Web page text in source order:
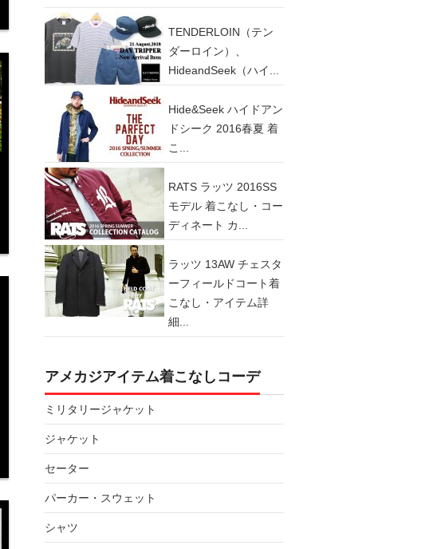
TENDERLOIN（テン
ダーロイン）、
HideandSeek（ハイ...
Hide&Seek ハイドアン
ドシーク 2016春夏 着
こ...
RATS ラッツ 2016SS
モデル 着こなし・コー
ディネート カ...
ラッツ 13AW チェスタ
ーフィールドコート着
こなし・アイテム詳
細...
アメカジアイテム着こなしコーデ
ミリタリージャケット
ジャケット
セーター
パーカー・スウェット
シャツ